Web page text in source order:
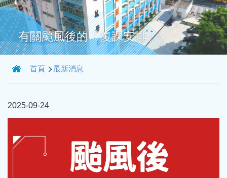
有關颱風後的「復課安排」
導
航
結
首頁 最新消息
2025-09-24